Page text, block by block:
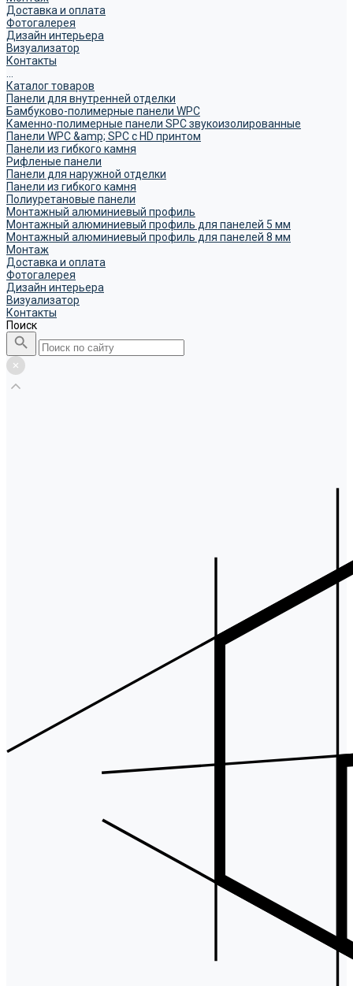
Доставка и оплата
Фотогалерея
Дизайн интерьера
Визуализатор
Контакты
Каталог товаров
Панели для внутренней отделки
Бамбуково-полимерные панели WPC
Каменно-полимерные панели SPC звукоизолированные
Панели WPC &amp; SPC с HD принтом
Панели из гибкого камня
Рифленые панели
Панели для наружной отделки
Панели из гибкого камня
Полиуретановые панели
Монтажный алюминиевый профиль
Монтажный алюминиевый профиль для панелей 5 мм
Монтажный алюминиевый профиль для панелей 8 мм
Монтаж
Доставка и оплата
Фотогалерея
Дизайн интерьера
Визуализатор
Контакты
Поиск